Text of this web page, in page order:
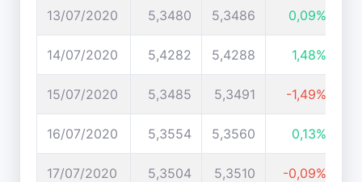
13/07/2020 5,3480 5,3486 0,09%
14/07/2020 5,4282 5,4288 1,48%
15/07/2020 5,3485 5,3491 -1,49%
16/07/2020 5,3554 5,3560 0,13%
17/07/2020 5,3504 5,3510 -0,09%